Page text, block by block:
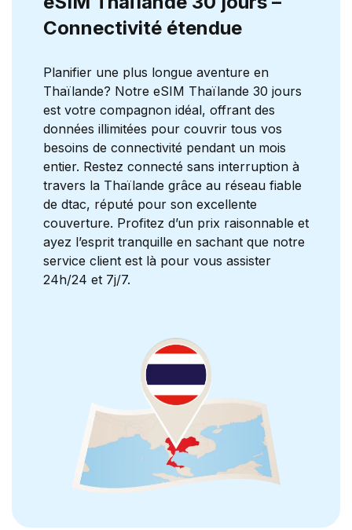
Connectivité étendue
Planifier une plus longue aventure en
Thaïlande? Notre eSIM Thaïlande 30 jours
est votre compagnon idéal, offrant des
données illimitées pour couvrir tous vos
besoins de connectivité pendant un mois
entier. Restez connecté sans interruption à
travers la Thaïlande grâce au réseau fiable
de dtac, réputé pour son excellente
couverture. Profitez d’un prix raisonnable et
ayez l’esprit tranquille en sachant que notre
service client est là pour vous assister
24h/24 et 7j/7.